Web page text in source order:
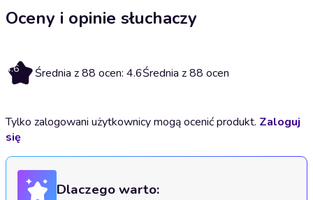
Oceny i opinie słuchaczy
4.6 Średnia z 88 ocen: 4.6Średnia z 88 ocen
Tylko zalogowani użytkownicy mogą ocenić produkt. Zaloguj
się
Dlaczego warto: